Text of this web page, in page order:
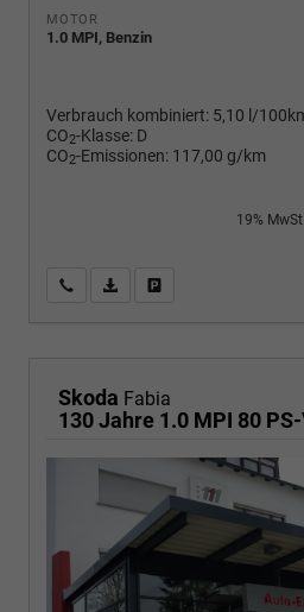
MOTOR
1.0 MPI, Benzin
Verbrauch kombiniert: 5,10 l/
CO2-Klasse: D
CO2-Emissionen: 117,00 g/km
19%
Wir rufen Sie anPDF-Fahrzeugexposé drucken
Skoda Fabia